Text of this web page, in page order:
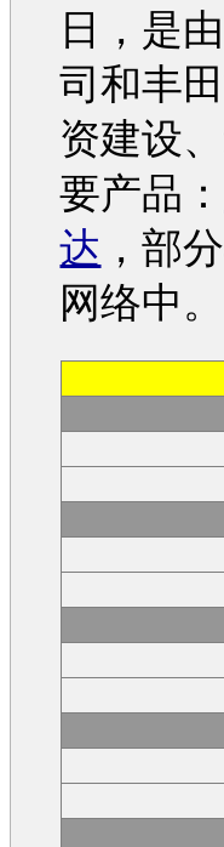
日，是
司和丰
资建设
要产品：
达 ，部分
网络中。